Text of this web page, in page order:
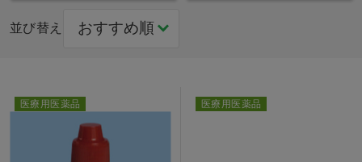
並び替え
医療用医薬品 医療用医薬品